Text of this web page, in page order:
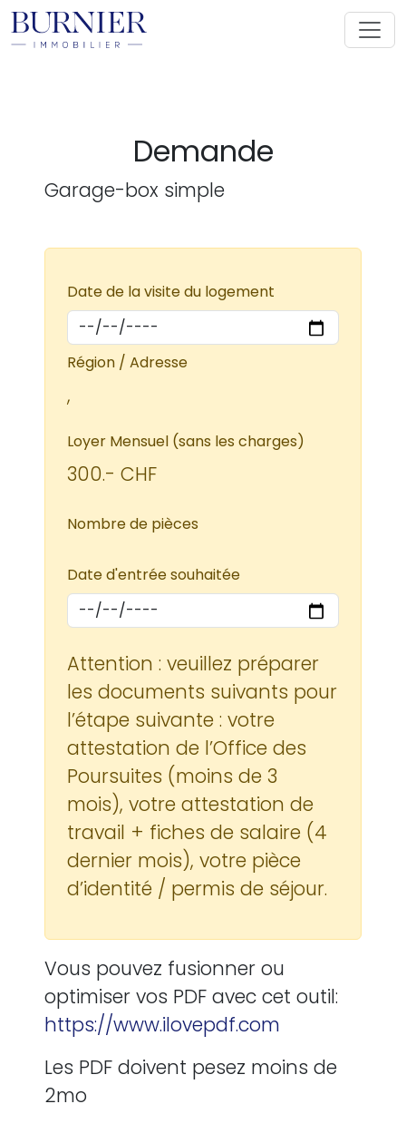
Demande
Garage-box simple
Date de la visite du logement
Région / Adresse
,
Loyer Mensuel (sans les charges)
300.- CHF
Nombre de pièces
Date d'entrée souhaitée
Attention : veuillez préparer
les documents suivants pour
l’étape suivante : votre
attestation de l’Office des
Poursuites (moins de 3
mois), votre attestation de
travail + fiches de salaire (4
dernier mois), votre pièce
d’identité / permis de séjour.
Vous pouvez fusionner ou
optimiser vos PDF avec cet outil:
https://www.ilovepdf.com
Les PDF doivent pesez moins de
2mo